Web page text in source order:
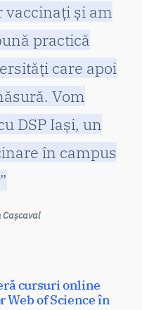
și am
practică
care apoi
Vom
DSP Iași, un
în campus
Cașcaval
cursuri online
of Science în